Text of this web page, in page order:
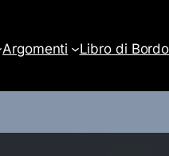
Argomenti Libro di Bordo